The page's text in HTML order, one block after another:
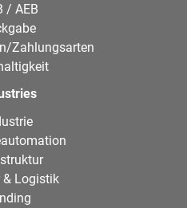
/ AEB
Zahlungsarten
& Logistik